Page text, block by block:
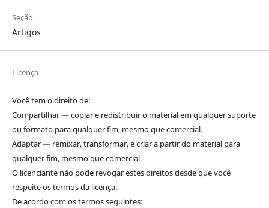
Seção
Artigos
Licença
Você tem o direito de:
Compartilhar — copiar e redistribuir o material em qualquer suporte
ou formato para qualquer fim, mesmo que comercial.
Adaptar — remixar, transformar, e criar a partir do material para
qualquer fim, mesmo que comercial.
O licenciante não pode revogar estes direitos desde que você
respeite os termos da licença.
De acordo com os termos seguintes: